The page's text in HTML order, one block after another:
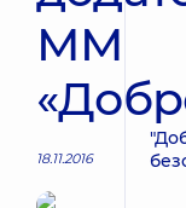
ММ
18.11.2016